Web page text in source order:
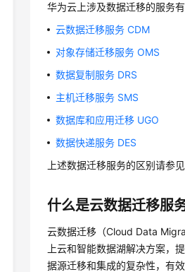
华为云上涉及数据迁移的服务有
云数据迁移服务 CDM
对象存储迁移服务 OMS
数据复制服务 DRS
主机迁移服务 SMS
数据库和应用迁移 UGO
数据快递服务 DES
上述数据迁移服务的区别请参见
什么是云数据迁移服
云数据迁移（Cloud Data
上云和智能数据湖解决方案，
据源迁移和集成的复杂性，有